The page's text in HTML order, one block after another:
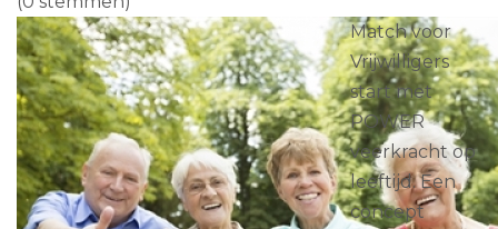
Match voor
Vrijwilligers
start met
POWER
veerkracht op
leeftijd. Een
concept